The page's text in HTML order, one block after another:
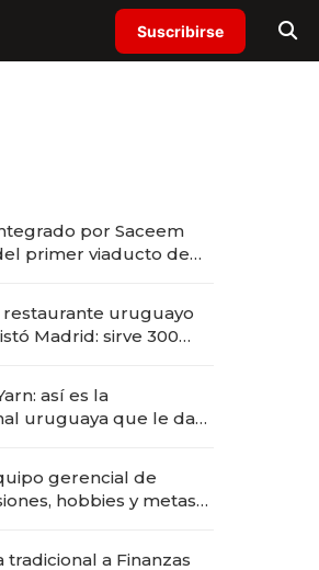
Suscribirse
por Saceem
primer viaducto de
restaurante uruguayo
Madrid: sirve 300
así es la
uruguaya que le da
gerencial de
hobbies y metas
tradicional a Finanzas